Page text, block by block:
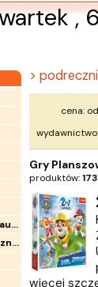
,
Pomoce dydaktyczne dla nauczycieli
Pomoce edukacyjne dla uczniów
>
cena: od
wydawnictwo:
Gry
produktów:173
więcej